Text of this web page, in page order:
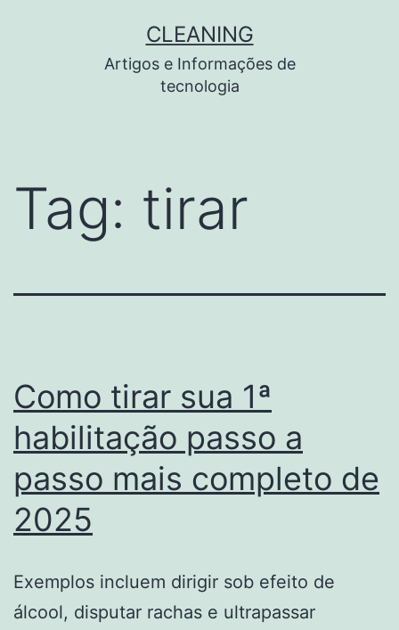
CLEANING
Artigos e Informações de
tecnologia
Tag: tirar
Como tirar sua 1ª
habilitação passo a
passo mais completo de
2025
Exemplos incluem dirigir sob efeito de
álcool, disputar rachas e ultrapassar